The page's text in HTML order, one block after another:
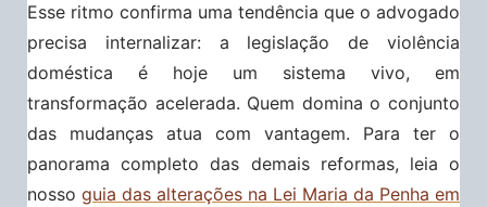
Esse ritmo confirma uma tendência que o advogado
precisa internalizar: a legislação de violência
doméstica é hoje um sistema vivo, em
transformação acelerada. Quem domina o conjunto
das mudanças atua com vantagem. Para ter o
panorama completo das demais reformas, leia o
nosso guia das alterações na Lei Maria da Penha em